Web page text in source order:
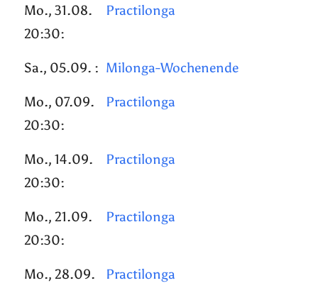
Mo., 31.08.
20:30:
Practilonga
Sa., 05.09. : Milonga-Wochenende
Mo., 07.09.
20:30:
Practilonga
Mo., 14.09.
20:30:
Practilonga
Mo., 21.09.
20:30:
Practilonga
Mo., 28.09.
Practilonga